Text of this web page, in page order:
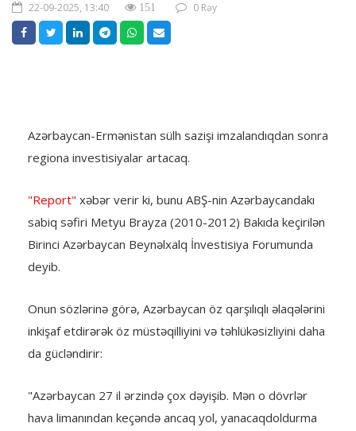
22-09-2025, 13:40 151 0 Rəy
Azərbaycan-Ermənistan sülh sazişi imzalandıqdan sonra
regiona investisiyalar artacaq.
"Report" xəbər verir ki, bunu ABŞ-nin Azərbaycandakı
sabiq səfiri Metyu Brayza (2010-2012) Bakıda keçirilən
Birinci Azərbaycan Beynəlxalq İnvestisiya Forumunda
deyib.
Onun sözlərinə görə, Azərbaycan öz qarşılıqlı əlaqələrini
inkişaf etdirərək öz müstəqilliyini və təhlükəsizliyini daha
da gücləndirir:
"Azərbaycan 27 il ərzində çox dəyişib. Mən o dövrlər
hava limanından keçəndə ancaq yol, yanacaqdoldurma